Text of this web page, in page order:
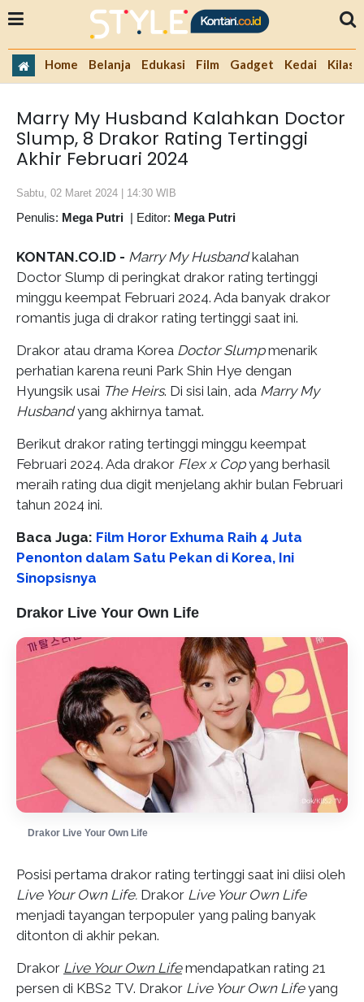
Home Belanja Edukasi Film Gadget Kedai Kilas
Marry My Husband Kalahkan Doctor
Slump, 8 Drakor Rating Tertinggi
Akhir Februari 2024
Sabtu, 02 Maret 2024 | 14:30 WIB
Penulis: Mega Putri | Editor: Mega Putri
KONTAN.CO.ID - Marry My Husbandkalahan
Doctor Slump di peringkat drakor rating tertinggi
minggu keempat Februari 2024. Ada banyak drakor
romantis juga di drakor rating tertinggi saat ini.
Drakor atau drama Korea Doctor Slumpmenarik
perhatian karena reuni Park Shin Hye dengan
Hyungsik usai The Heirs. Di sisi lain, ada Marry My
Husbandyang akhirnya tamat.
Berikut drakor rating tertinggi minggu keempat
Februari 2024. Ada drakor Flex x Copyang berhasil
meraih rating dua digit menjelang akhir bulan Februari
tahun 2024 ini.
Baca Juga: Film Horor Exhuma Raih 4 Juta
Penonton dalam Satu Pekan di Korea, Ini
Sinopsisnya
Drakor Live Your Own Life
Drakor Live Your Own Life
Posisi pertama drakor rating tertinggi saat ini diisi oleh
Live Your Own Life. Drakor Live Your Own Life
menjadi tayangan terpopuler yang paling banyak
ditonton di akhir pekan.
Drakor Live Your Own Lifemendapatkan rating 21
persen di KBS2 TV. Drakor Live Your Own Lifeyang